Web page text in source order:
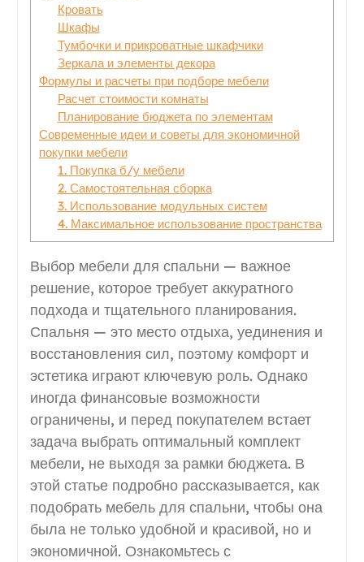
Кровать
Шкафы
Тумбочки и прикроватные шкафчики
Зеркала и элементы декора
Формулы и расчеты при подборе мебели
Расчет стоимости комнаты
Планирование бюджета по элементам
Современные идеи и советы для экономичной
покупки мебели
1. Покупка б/у мебели
2. Самостоятельная сборка
3. Использование модульных систем
4. Максимальное использование пространства
Выбор мебели для спальни — важное
решение, которое требует аккуратного
подхода и тщательного планирования.
Спальня — это место отдыха, уединения и
восстановления сил, поэтому комфорт и
эстетика играют ключевую роль. Однако
иногда финансовые возможности
ограничены, и перед покупателем встает
задача выбрать оптимальный комплект
мебели, не выходя за рамки бюджета. В
этой статье подробно рассказывается, как
подобрать мебель для спальни, чтобы она
была не только удобной и красивой, но и
экономичной. Ознакомьтесь с